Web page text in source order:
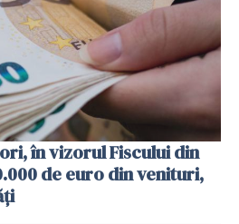
în vizorul Fiscului din
de euro din venituri,